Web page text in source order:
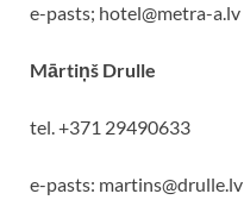
e-pasts; hotel@metra-a.lv
Mārtiņš Drulle
tel. +371 29490633
e-pasts: martins@drulle.lv